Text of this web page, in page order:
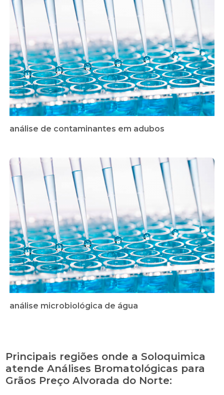
análise de contaminantes em adubos
análise microbiológica de água
Principais regiões onde a Soloquimica
atende Análises Bromatológicas para
Grãos Preço Alvorada do Norte: